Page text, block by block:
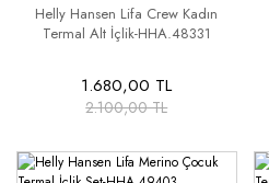
Helly Hansen Lifa Crew Kadın
Termal Alt İçlik-HHA.48331
1.680,00 TL
2.100,00 TL